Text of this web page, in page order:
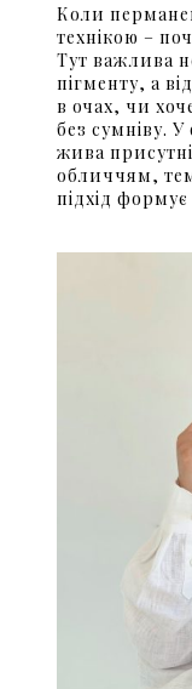
Коли
технікою –
Тут важлива
пігменту, а
в очах, чи
без сумніву. У
жива
обличчям,
підхід